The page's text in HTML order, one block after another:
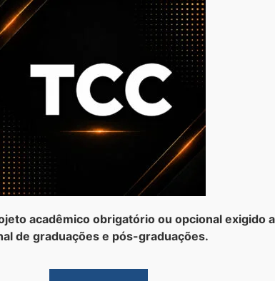
acadêmico obrigatório ou opcional exigido
de graduações e pós-graduações.